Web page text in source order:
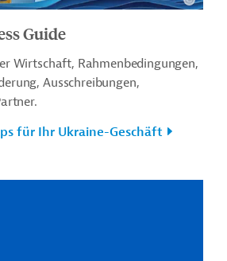
Guide
Wirtschaft, Rahmenbedingungen,
Ausschreibungen,
für Ihr Ukraine-Geschäft